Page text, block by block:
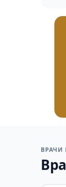
ВРАЧИ